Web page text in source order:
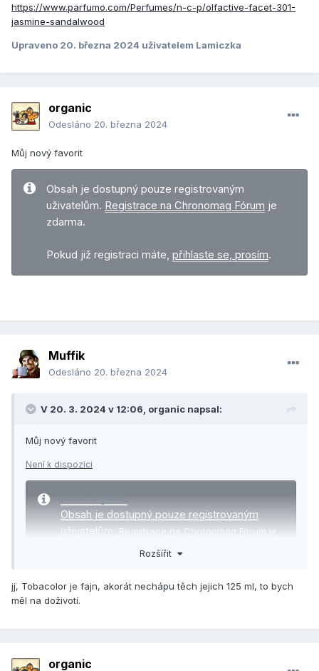
601 Amber & Gaiacwood - Dřevitý
701 Leather & Vetiver - Orientální
Ženě jsem vzal její oblíbený květinový Chloé a vzorek
https://www.parfumo.com/Perfumes/n-c-p/olfactive-facet-301-
jasmine-sandalwood
Upraveno 20. března 2024 uživatelem Lamiczka
organic
Odesláno 20. března 2024
Můj nový favorit
Obsah je dostupný pouze registrovaným
uživatelům. Registrace na Chronomag Fórum je
zdarma.
Pokud již registraci máte, přihlaste se, prosím.
Muffik
Odesláno 20. března 2024
V 20. 3. 2024 v 12:06, organic napsal:
Můj nový favorit
Není k dispozici
Není k dispozici
Obsah je dostupný pouze registrovaným
uživatelům. Registrace na Chronomag Fórum je
Rozšířit
jj, Tobacolor je fajn, akorát nechápu těch jejich 125 ml, to bych
měl na doživotí.
organic